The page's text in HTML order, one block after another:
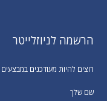
הרשמה לניוזלייטר
רוצים להיות מעודכנים
שם שלך